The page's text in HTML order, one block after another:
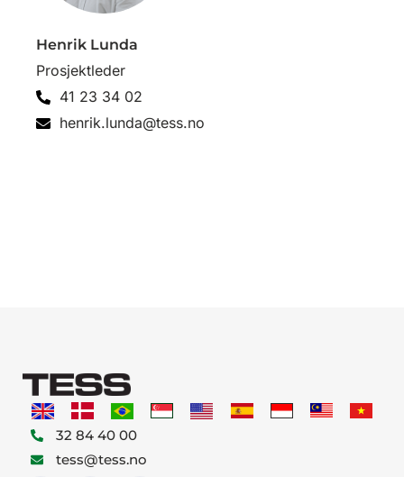
Henrik Lunda
Prosjektleder
41 23 34 02
henrik.lunda@tess.no
32 84 40 00
tess@tess.no